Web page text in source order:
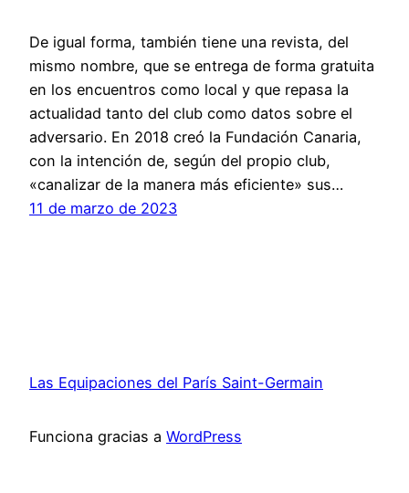
De igual forma, también tiene una revista, del
mismo nombre, que se entrega de forma gratuita
en los encuentros como local y que repasa la
actualidad tanto del club como datos sobre el
adversario. En 2018 creó la Fundación Canaria,
con la intención de, según del propio club,
«canalizar de la manera más eficiente» sus…
11 de marzo de 2023
Las Equipaciones del París Saint-Germain
Funciona gracias a WordPress